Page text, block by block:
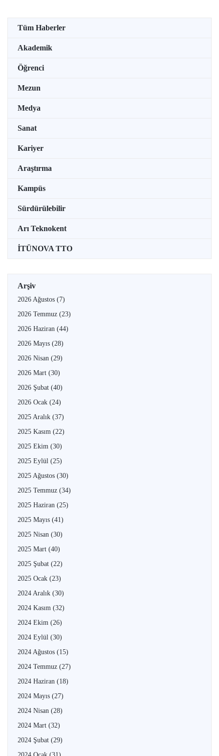
Tüm Haberler
Akademik
Öğrenci
Mezun
Medya
Sanat
Kariyer
Araştırma
Kampüs
Sürdürülebilir
Arı Teknokent
İTÜNOVA TTO
Arşiv
2026 Ağustos (7)
2026 Temmuz (23)
2026 Haziran (44)
2026 Mayıs (28)
2026 Nisan (29)
2026 Mart (30)
2026 Şubat (40)
2026 Ocak (24)
2025 Aralık (37)
2025 Kasım (22)
2025 Ekim (30)
2025 Eylül (25)
2025 Ağustos (30)
2025 Temmuz (34)
2025 Haziran (25)
2025 Mayıs (41)
2025 Nisan (30)
2025 Mart (40)
2025 Şubat (22)
2025 Ocak (23)
2024 Aralık (30)
2024 Kasım (32)
2024 Ekim (26)
2024 Eylül (30)
2024 Ağustos (15)
2024 Temmuz (27)
2024 Haziran (18)
2024 Mayıs (27)
2024 Nisan (28)
2024 Mart (32)
2024 Şubat (29)